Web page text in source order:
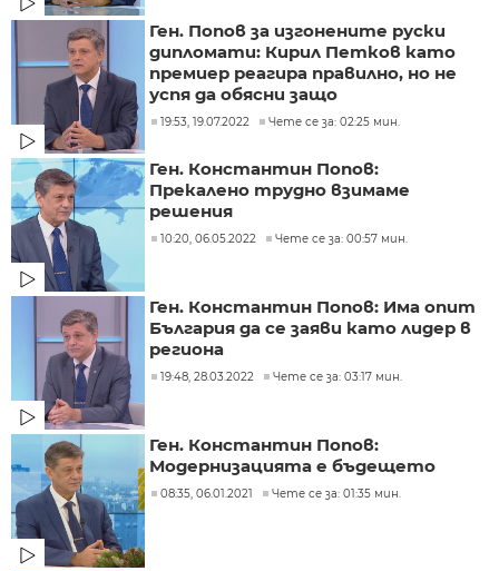
Ген. Попов за изгонените руски
дипломати: Кирил Петков като
премиер реагира правилно, но не
успя да обясни защо
19:53, 19.07.2022 Чете се за: 02:25 мин.
Ген. Константин Попов:
Прекалено трудно взимаме
решения
10:20, 06.05.2022 Чете се за: 00:57 мин.
Ген. Константин Попов: Има опит
България да се заяви като лидер в
региона
19:48, 28.03.2022 Чете се за: 03:17 мин.
Ген. Константин Попов:
Модернизацията е бъдещето
08:35, 06.01.2021 Чете се за: 01:35 мин.